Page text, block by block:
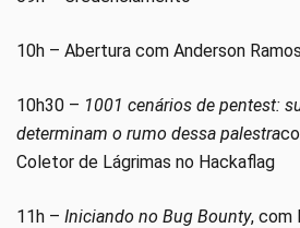
10h – Abertura com Anderson
10h30 – 1001 cenários de pentest:
determinam o rumo dessa palestra
Coletor de Lágrimas no Hackaflag
11h – Iniciando no Bug Bounty, com